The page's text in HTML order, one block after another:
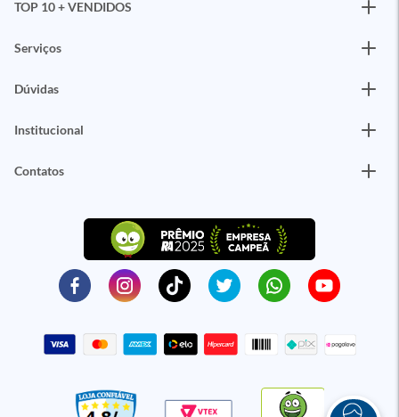
TOP 10 + VENDIDOS
Serviços
Dúvidas
Institucional
Contatos